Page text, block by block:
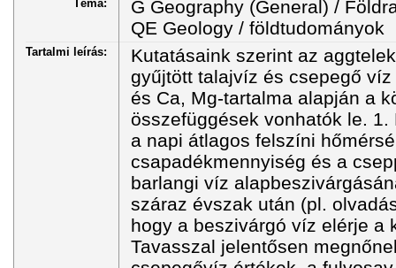
Téma:
G Geography (General) /
QE Geology / földtudományok
Tartalmi leírás:
Kutatásaink szerint az
gyűjtött talajvíz és csepegő
és Ca, Mg-tartalma alapján a
összefüggések vonhatók le.
a napi átlagos felszíni
csapadékmennyiség és a
barlangi víz
száraz évszak után (pl.
hogy a beszivárgó víz elérje a
Tavasszal jelentősen